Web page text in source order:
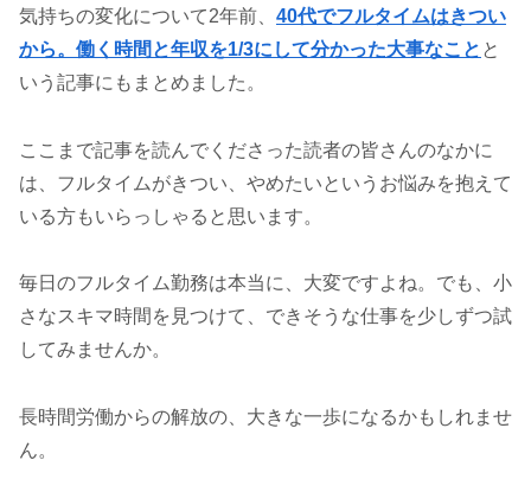
気持ちの変化について2年前、 40代でフルタイムはきつい
から。働く時間と年収を1/3にして分かった大事なこと と
いう記事にもまとめました。
ここまで記事を読んでくださった読者の皆さんのなかに
は、フルタイムがきつい、やめたいというお悩みを抱えて
いる方もいらっしゃると思います。
毎日のフルタイム勤務は本当に、大変ですよね。でも、小
さなスキマ時間を見つけて、できそうな仕事を少しずつ試
してみませんか。
長時間労働からの解放の、大きな一歩になるかもしれませ
ん。